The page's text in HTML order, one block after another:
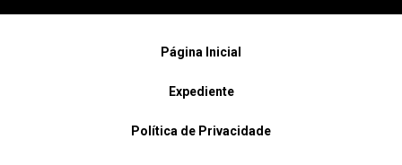
Página Inicial
Expediente
Política de Privacidade